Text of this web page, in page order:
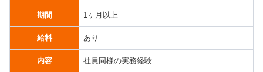
期間 1ヶ月以上
給料 あり
内容 社員同様の実務経験